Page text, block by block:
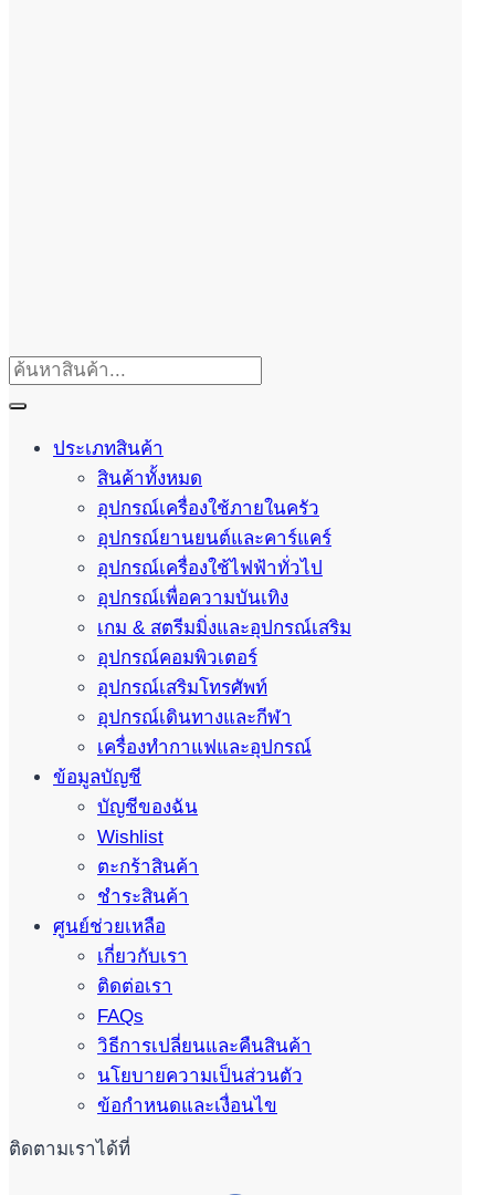
ประเภทสินค้า
สินค้าทั้งหมด
อุปกรณ์เครื่องใช้ภายในครัว
อุปกรณ์ยานยนต์และคาร์แคร์
อุปกรณ์เครื่องใช้ไฟฟ้าทั่วไป
อุปกรณ์เพื่อความบันเทิง
เกม & สตรีมมิ่งและอุปกรณ์เสริม
อุปกรณ์คอมพิวเตอร์
อุปกรณ์เสริมโทรศัพท์
อุปกรณ์เดินทางและกีฬา
เครื่องทำกาแฟและอุปกรณ์
ข้อมูลบัญชี
บัญชีของฉัน
Wishlist
ตะกร้าสินค้า
ชำระสินค้า
ศูนย์ช่วยเหลือ
เกี่ยวกับเรา
ติดต่อเรา
FAQs
วิธีการเปลี่ยนและคืนสินค้า
นโยบายความเป็นส่วนตัว
ข้อกำหนดและเงื่อนไข
ติดตามเราได้ที่